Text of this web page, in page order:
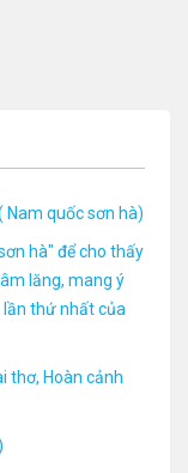
Nam quốc sơn hà)
hà" để cho thấy
lăng, mang ý
lần thứ nhất của
thơ, Hoàn cảnh